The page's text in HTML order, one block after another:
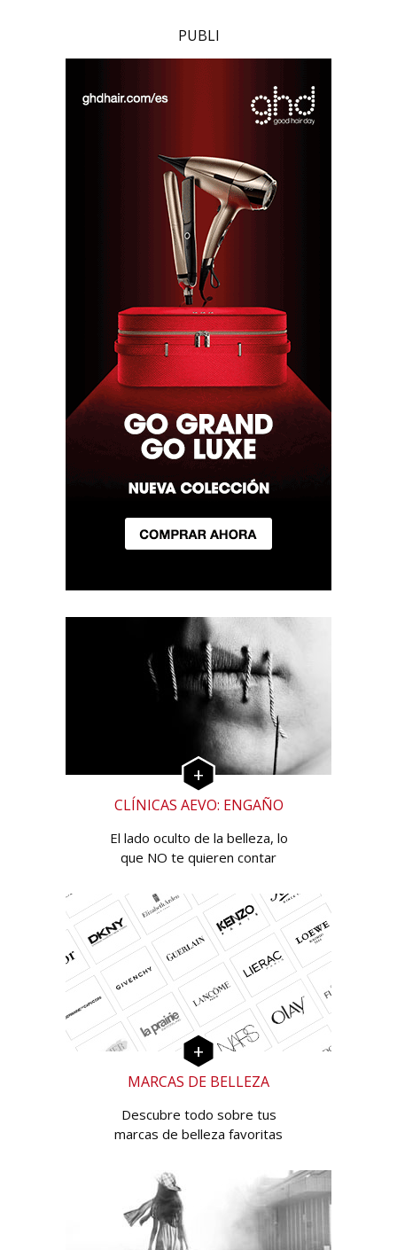
PUBLI
CLÍNICAS AEVO: ENGAÑO
El lado oculto de la belleza, lo
que NO te quieren contar
MARCAS DE BELLEZA
Descubre todo sobre tus
marcas de belleza favoritas